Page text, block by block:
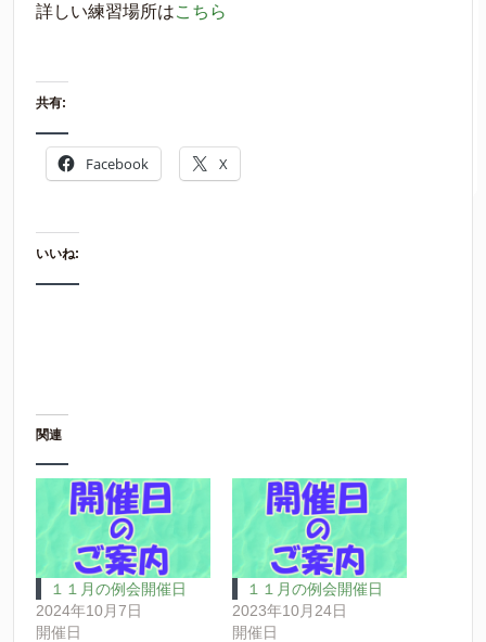
詳しい練習場所はこちら
共有:
Facebook X
いいね:
関連
１１月の例会開催日
2024年10月7日
開催日
１１月の例会開催日
2023年10月24日
開催日